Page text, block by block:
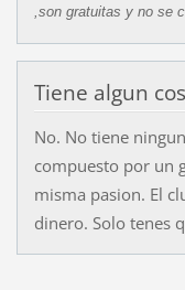
,son gratuitas y no se
Tiene algun
No. No tiene
compuesto por un
misma pasion. El
dinero. Solo tenes